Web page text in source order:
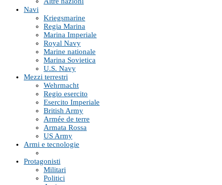
Navi
Kriegsmarine
Regia Marina
Marina Imperiale
Royal Navy
Marine nationale
Marina Sovietica
U.S. Navy
Mezzi terrestri
Wehrmacht
Regio esercito
Esercito Imperiale
British Army
Armée de terre
Armata Rossa
US Army
Armi e tecnologie
Protagonisti
Militari
Politici